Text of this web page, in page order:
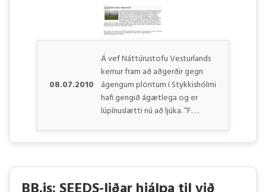
08.07.2010
Á vef Náttúrustofu Vesturlands
kemur fram að aðgerðir gegn
ágengum plöntum í Stykkishólmi
hafi gengið ágætlega og er
lúpínuslætti nú að ljúka. “F. . .